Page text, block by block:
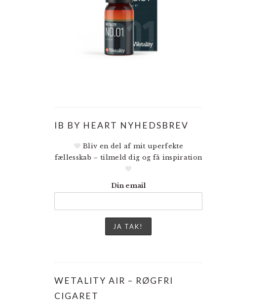
IB BY HEART NYHEDSBREV
Bliv en del af mit uperfekte
fællesskab – tilmeld dig og få inspiration
Din email
WETALITY AIR – RØGFRI
CIGARET